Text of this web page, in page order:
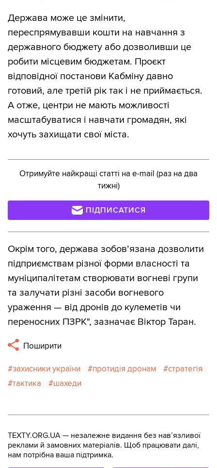
Держава може це змінити,
переспрямувавши кошти на навчання з
державного бюджету або дозволивши це
робити місцевим бюджетам. Проєкт
відповідної постанови Кабміну давно
готовий, але третій рік так і не приймається.
А отже, центри не мають можливості
масштабуватися і навчати громадян, які
хочуть захищати свої міста.
Отримуйте найкращі статті на e-mail (раз на два
тижні)
ПІДПИСАТИСЯ
Окрім того, держава зобов’язана дозволити
підприємствам різної форми власності та
муніципалітетам створювати вогневі групи
та залучати різні засоби вогневого
ураження — від дронів до кулеметів чи
переносних ПЗРК", зазначає Віктор Таран.
Поширити
захисники україни протидія дронам
стратегія
тактика
шахеди
TEXTY.ORG.UA — незалежне видання без навʼязливої
реклами й замовних матеріалів. Щоб працювати далі,
нам потрібна ваша підтримка.